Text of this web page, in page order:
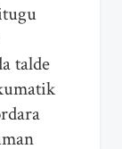
talde